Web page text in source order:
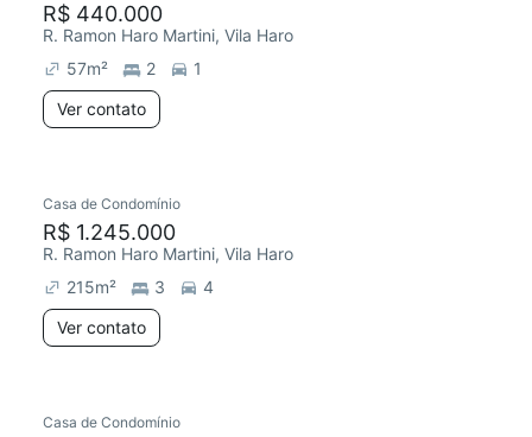
R$ 440.000
R. Ramon Haro Martini, Vila Haro
57m² 2
1
Ver contato
Redecorar
Casa de Condomínio
R$ 1.245.000
R. Ramon Haro Martini, Vila Haro
215m² 3
4
Ver contato
Casa de Condomínio